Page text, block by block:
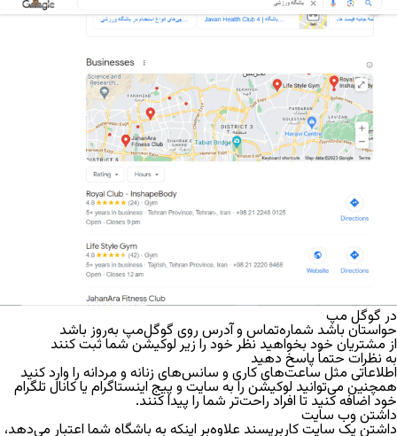
در گوگل مپ
حواستان باشد شماره‌تماس و آدرس روی گوگل‌مپ به‌روز باشد
از مشتریان خود بخواهید نظر خود را زیر لوکیشن شما ثبت کنند
به نظرات حتماً پاسخ دهید
اطلاعاتی مثل ساعت‌های کاری و سانس‌های زنانه و مردانه را وارد کنید
همچنین می‌توانید لوکیشن را به سایت و پیج اینستاگرام یا کانال تلگرام
خود اضافه کنید تا افراد راحت‌تر شما را پیدا کنند.
داشتن وب سایت
داشتن یک سایت کاربرپسند علاوه‌بر اینکه به باشگاه شما اعتبار می‌دهد،